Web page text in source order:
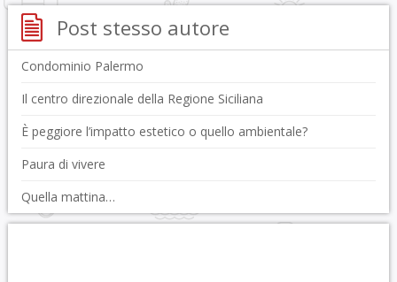
Post stesso autore
Condominio Palermo
Il centro direzionale della Regione Siciliana
È peggiore l’impatto estetico o quello ambientale?
Paura di vivere
Quella mattina…